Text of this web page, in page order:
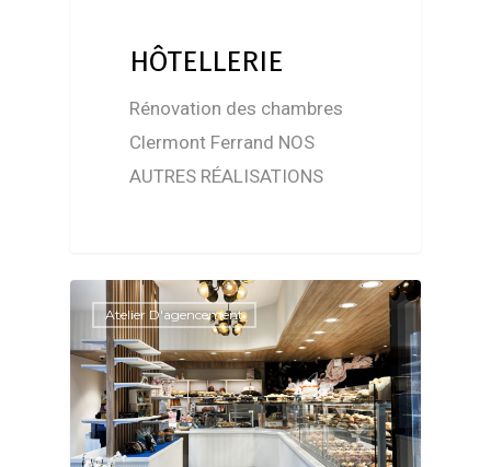
HÔTELLERIE
Rénovation des chambres
Clermont Ferrand NOS
AUTRES RÉALISATIONS
Atelier D'agencement